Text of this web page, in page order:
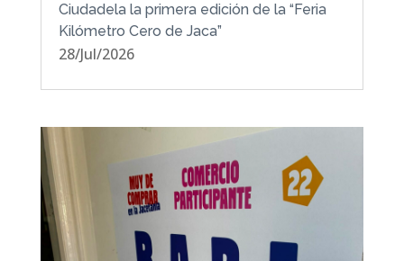
Ciudadela la primera edición de la “Feria
Kilómetro Cero de Jaca”
28/Jul/2026